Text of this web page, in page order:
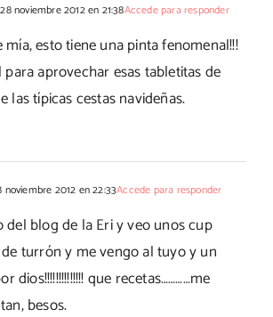
28 noviembre 2012 en 21:38Accede para responder
mía, esto tiene una pinta fenomenal!!!
para aprovechar esas tabletitas de
las típicas cestas navideñas.
noviembre 2012 en 22:33Accede para responder
del blog de la Eri y veo unos cup
turrón y me vengo al tuyo y un
dios!!!!!!!!!!!!!! que recetas…………me
besos.